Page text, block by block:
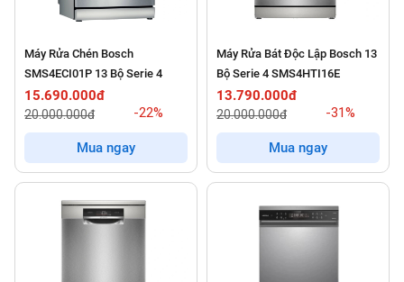
Máy Rửa Chén Bosch
SMS4ECI01P 13 Bộ Serie 4
15.690.000đ
20.000.000đ -22%
Mua ngay
Máy Rửa Bát Độc Lập Bosch 13
Bộ Serie 4 SMS4HTI16E
13.790.000đ
20.000.000đ -31%
Mua ngay